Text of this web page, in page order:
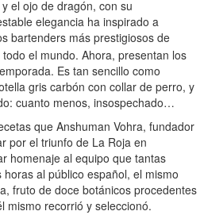
el ojo de dragón, con su
elegancia ha inspirado a
bartenders más prestigiosos de
el mundo. Ahora, presentan los
Es tan sencillo como
gris carbón con collar de perro, y
cuanto menos, insospechado…
que Anshuman Vohra, fundador
por el triunfo de La Roja en
homenaje al equipo que tantas
al público español, el mismo
fruto de doce botánicos procedentes
mismo recorrió y seleccionó.